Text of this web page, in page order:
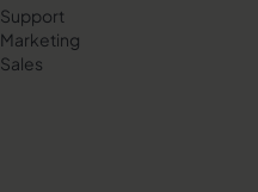
Support
Marketing
Sales